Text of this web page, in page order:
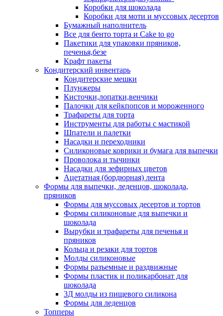
Коробки для шоколада
Коробки для моти и муссовых десертов
Бумажный наполнитель
Все для бенто торта и Cake to go
Пакетики для упаковки пряников,
печенья,безе
Крафт пакеты
Кондитерский инвентарь
Кондитерские мешки
Плунжеры
Кисточки,лопатки,венчики
Палочки для кейкпопсов и мороженного
Трафареты для торта
Инструменты для работы с мастикой
Шпатели и палетки
Насадки и переходники
Силиконовые коврики и бумага для выпечки
Проволока и тычинки
Насадки для зефирных цветов
Ацетатная (бордюрная) лента
Формы для выпечки, леденцов, шоколада,
пряников
Формы для муссовых десертов и тортов
Формы силиконовые для выпечки и
шоколада
Вырубки и трафареты для печенья и
пряников
Кольца и резаки для тортов
Молды силиконовые
Формы разъемные и раздвижные
Формы пластик и поликарбонат для
шоколада
3Д молды из пищевого силикона
Формы для леденцов
Топперы